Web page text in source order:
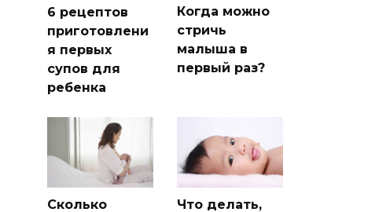
6 рецептов
приготовлени
я первых
супов для
ребенка
Когда можно
стричь
малыша в
первый раз?
Сколько
Что делать,